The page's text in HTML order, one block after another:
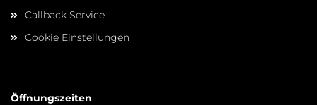
Callback Service
Cookie Einstellungen
Öffnungszeiten